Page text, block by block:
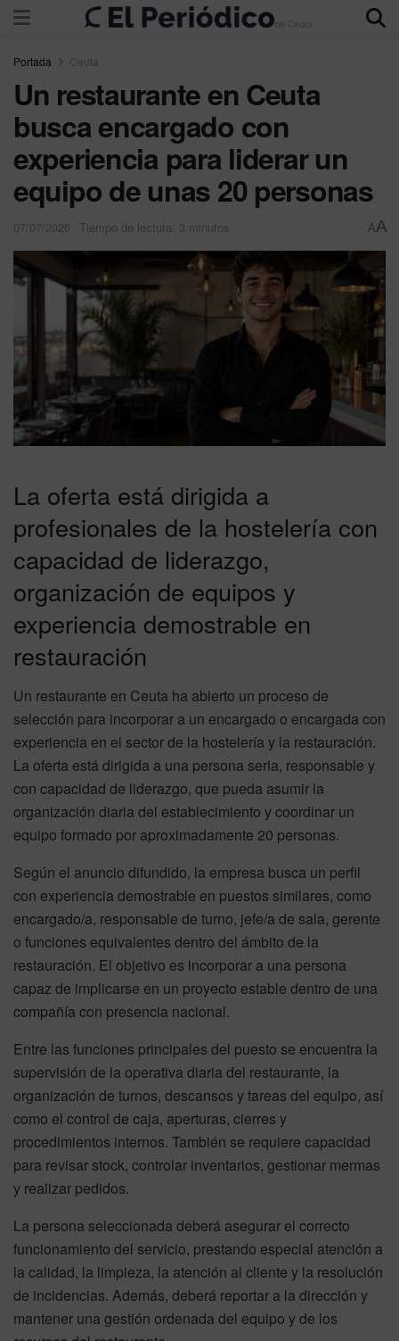
Portada Ceuta
Un restaurante en Ceuta
busca encargado con
experiencia para liderar un
equipo de unas 20 personas
07/07/2026 Tiempo de lectura: 3 minutos AA
La oferta está dirigida a
profesionales de la hostelería con
capacidad de liderazgo,
organización de equipos y
experiencia demostrable en
restauración
Un restaurante en Ceuta ha abierto un proceso de
selección para incorporar a un encargado o encargada con
experiencia en el sector de la hostelería y la restauración.
La oferta está dirigida a una persona seria, responsable y
con capacidad de liderazgo, que pueda asumir la
organización diaria del establecimiento y coordinar un
equipo formado por aproximadamente 20 personas.
Según el anuncio difundido, la empresa busca un perfil
con experiencia demostrable en puestos similares, como
encargado/a, responsable de turno, jefe/a de sala, gerente
o funciones equivalentes dentro del ámbito de la
restauración. El objetivo es incorporar a una persona
capaz de implicarse en un proyecto estable dentro de una
compañía con presencia nacional.
Entre las funciones principales del puesto se encuentra la
supervisión de la operativa diaria del restaurante, la
organización de turnos, descansos y tareas del equipo, así
como el control de caja, aperturas, cierres y
procedimientos internos. También se requiere capacidad
para revisar stock, controlar inventarios, gestionar mermas
y realizar pedidos.
La persona seleccionada deberá asegurar el correcto
funcionamiento del servicio, prestando especial atención a
la calidad, la limpieza, la atención al cliente y la resolución
de incidencias. Además, deberá reportar a la dirección y
mantener una gestión ordenada del equipo y de los